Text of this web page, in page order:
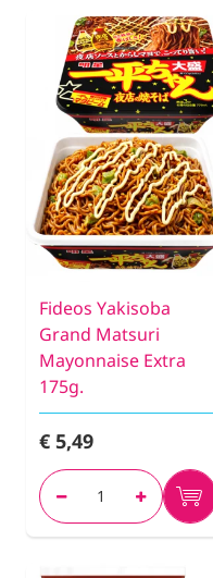
Fideos Yakisoba
Grand Matsuri
Mayonnaise Extra
175g.
€ 5,49